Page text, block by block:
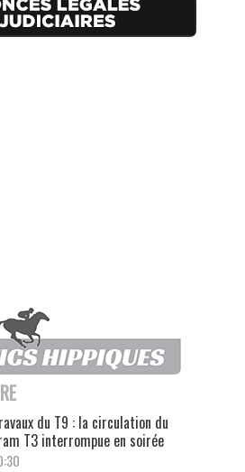
du T9 : la circulation du
T3 interrompue en soirée